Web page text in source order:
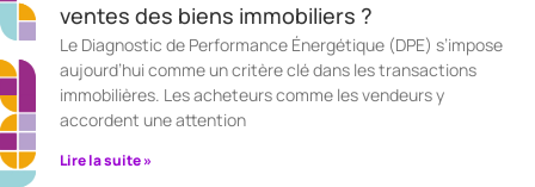
ventes des biens immobiliers ?
Le Diagnostic de Performance Énergétique (DPE) s’impose
aujourd’hui comme un critère clé dans les transactions
immobilières. Les acheteurs comme les vendeurs y
accordent une attention
Lire la suite »